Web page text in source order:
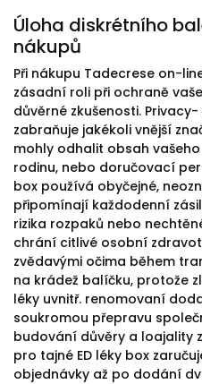
Úloha diskrétního
nákupů
Při nákupu Tadecrese on-
zásadní roli při ochraně
důvěrné zkušenosti.
zabraňuje jakékoli vnější
mohly odhalit obsah
rodinu, nebo doručovací
box používá obyčejné,
připomínají každodenní
rizika rozpaků nebo
chrání citlivé osobní
zvědavými očima během
na krádež balíčku, protože
léky uvnitř. renomovaní
soukromou přepravu
budování důvěry a loajality
pro tajné ED léky box
objednávky až po dodání